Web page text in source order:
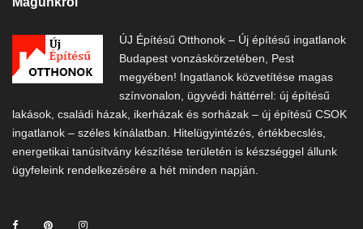
ÚJ Építésű Otthonok – Új építésű ingatlanok
Budapest vonzáskörzetében, Pest
megyében! Ingatlanok közvetítése magas
színvonalon, ügyvédi háttérrel: új építésű
lakások, családi házak, ikerházak és sorházak – új építésű CSOK
ingatlanok – széles kínálatban. Hitelügyintézés, értékbecslés,
energetikai tanúsítvány készítése területén is készséggel állunk
ügyfeleink rendelkezésére a hét minden napján.